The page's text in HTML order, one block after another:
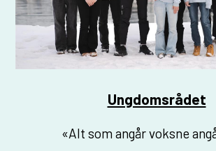
Ungdomsrådet
«Alt som angår voksne